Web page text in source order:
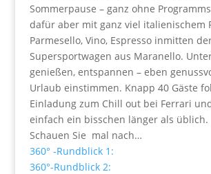
Sommerpause – ganz ohne
dafür aber mit ganz viel italienischem
Parmesello, Vino, Espresso inmitten
Supersportwagen aus Maranello.
genießen, entspannen – eben
Urlaub einstimmen. Knapp 40 Gäste
Einladung zum Chill out bei Ferrari
einfach ein bisschen länger als üblich.
Schauen Sie mal nach…
360° -Rundblick 1:
360°-Rundblick 2: